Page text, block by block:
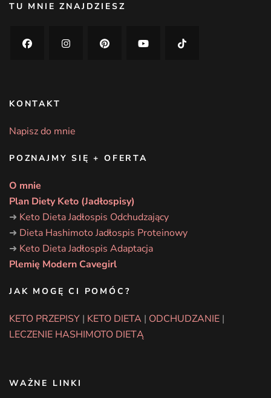
TU MNIE ZNAJDZIESZ
KONTAKT
Napisz do mnie
POZNAJMY SIĘ + OFERTA
O mnie
Plan Diety Keto (Jadłospisy)
➜ Keto Dieta Jadłospis Odchudzający
➜ Dieta Hashimoto Jadłospis Proteinowy
➜ Keto Dieta Jadłospis Adaptacja
Plemię Modern Cavegirl
JAK MOGĘ CI POMÓC?
KETO PRZEPISY | KETO DIETA | ODCHUDZANIE |
LECZENIE HASHIMOTO DIETĄ
WAŻNE LINKI